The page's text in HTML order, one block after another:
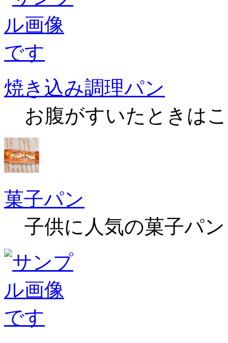
焼き込み調理パン
お腹がすいたときは
菓子パン
子供に人気の菓子パ